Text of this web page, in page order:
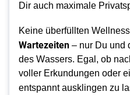
Dir auch maximale
Keine überfüllten
Wartezeiten – nur Du und
des Wassers. Egal, ob
voller Erkundungen oder
entspannt ausklingen zu